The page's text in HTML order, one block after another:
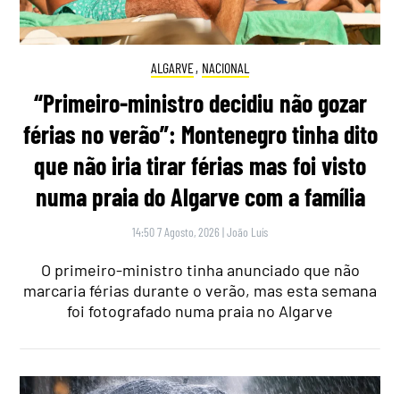
ALGARVE, NACIONAL
“Primeiro-ministro decidiu não gozar
férias no verão”: Montenegro tinha dito
que não iria tirar férias mas foi visto
numa praia do Algarve com a família
14:50 7 Agosto, 2026 |João Luís
O primeiro-ministro tinha anunciado que não
marcaria férias durante o verão, mas esta semana
foi fotografado numa praia no Algarve